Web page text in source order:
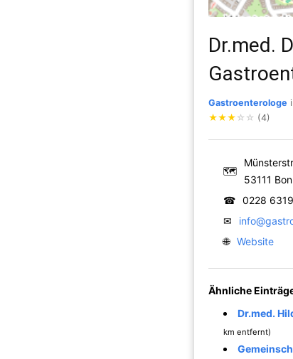
Dr.med.
Gastroenterologe
★★★ ☆ ☆ (4)
🗺
53111
☎ 0228
✉
🌐 Website
Ähnliche
Dr.med.
km entfernt)